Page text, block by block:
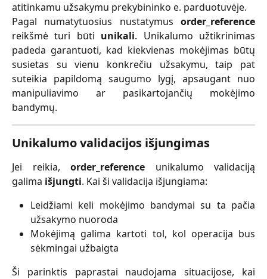
atitinkamu užsakymu prekybininko e. parduotuvėje.
Pagal numatytuosius nustatymus order_reference
reikšmė turi būti unikali. Unikalumo užtikrinimas
padeda garantuoti, kad kiekvienas mokėjimas būtų
susietas su vienu konkrečiu užsakymu, taip pat
suteikia papildomą saugumo lygį, apsaugant nuo
manipuliavimo ar pasikartojančių mokėjimo
bandymų.
Unikalumo validacijos išjungimas
Jei reikia, order_reference unikalumo validaciją
galima išjungti. Kai ši validacija išjungiama:
Leidžiami keli mokėjimo bandymai su ta pačia
užsakymo nuoroda
Mokėjimą galima kartoti tol, kol operacija bus
sėkmingai užbaigta
Ši parinktis paprastai naudojama situacijose, kai